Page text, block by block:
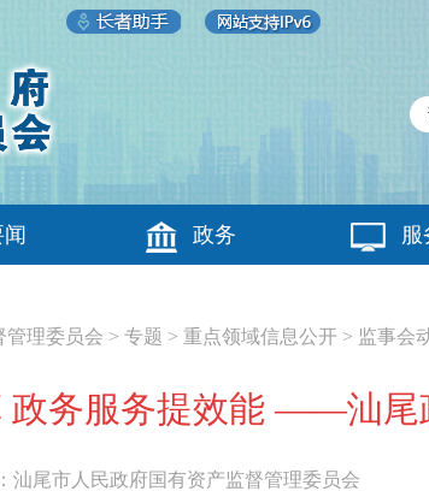
政务 服
管理委员会 > 专题 > 重点领域信息公开 > 监事会
政务服务提效能 ——汕尾
汕尾市人民政府国有资产监督管理委员会